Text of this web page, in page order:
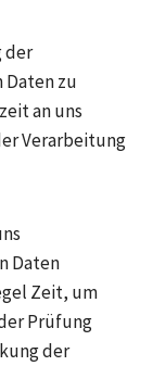
der
zu
an uns
Verarbeitung
Daten
Zeit, um
Prüfung
der